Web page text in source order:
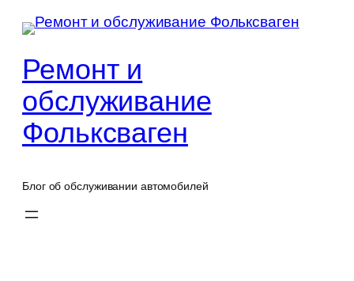
Перейти
Ремонт и
обслуживание
Фольксваген
Блог об обслуживании автомобилей